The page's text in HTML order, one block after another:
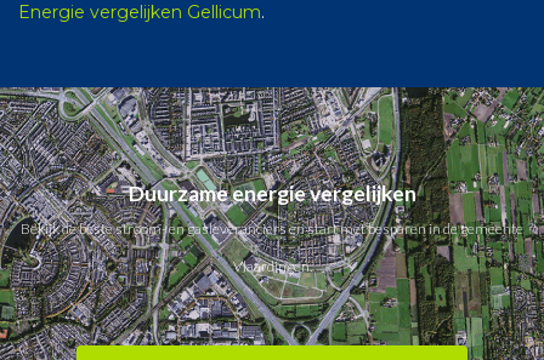
Energie vergelijken Gellicum.
Duurzame energie vergelijken
Bekijk de beste stroom- en gasleveranciers en start met besparen in de gemeente
Vlaardingen.